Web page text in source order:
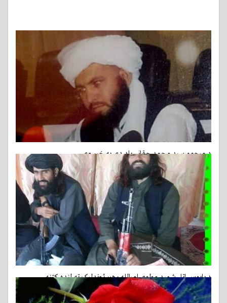
د مرحوم سید محمد حقاني یاد دې په خیر وي
21-12-2016
د بابوس اتل شهید مولوي امرالله رهبر ژوندلیک ته لنډه کتنه
24-11-2016